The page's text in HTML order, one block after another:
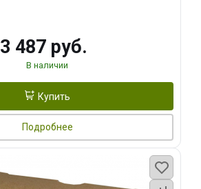
3 487 руб.
В наличии
Купить
Подробнее